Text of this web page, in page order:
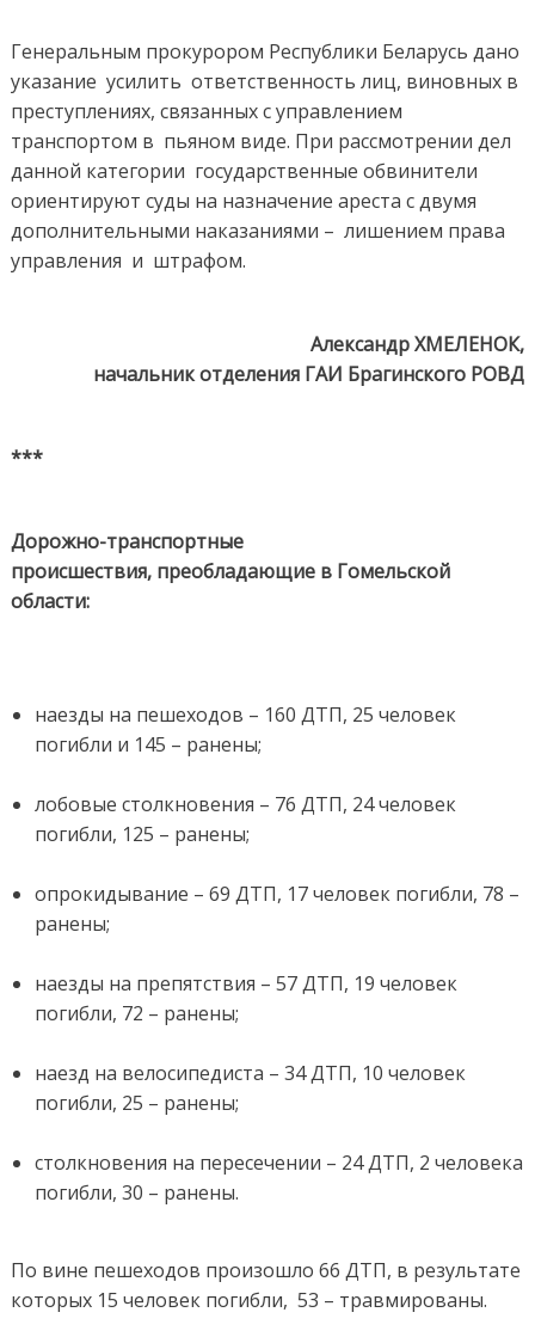
Генеральным прокурором Республики Беларусь дано
указание усилить ответственность лиц, виновных в
преступлениях, связанных с управлением
транспортом в пьяном виде. При рассмотрении дел
данной категории государственные обвинители
ориентируют суды на назначение ареста с двумя
дополнительными наказаниями – лишением права
управления и штрафом.
Александр ХМЕЛЕНОК,
начальник отделения ГАИ Брагинского РОВД
***
Дорожно-транспортные
происшествия, преобладающие в Гомельской
области:
наезды на пешеходов – 160 ДТП, 25 человек
погибли и 145 – ранены;
лобовые столкновения – 76 ДТП, 24 человек
погибли, 125 – ранены;
опрокидывание – 69 ДТП, 17 человек погибли, 78 –
ранены;
наезды на препятствия – 57 ДТП, 19 человек
погибли, 72 – ранены;
наезд на велосипедиста – 34 ДТП, 10 человек
погибли, 25 – ранены;
столкновения на пересечении – 24 ДТП, 2 человека
погибли, 30 – ранены.
По вине пешеходов произошло 66 ДТП, в результате
которых 15 человек погибли, 53 – травмированы.